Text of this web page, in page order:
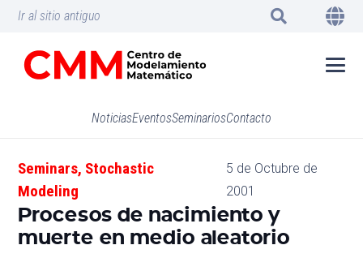
Ir al sitio antiguo
NoticiasEventosSeminariosContacto
Seminars, Stochastic
Modeling
5 de Octubre de
2001
Procesos de nacimiento y
muerte en medio aleatorio